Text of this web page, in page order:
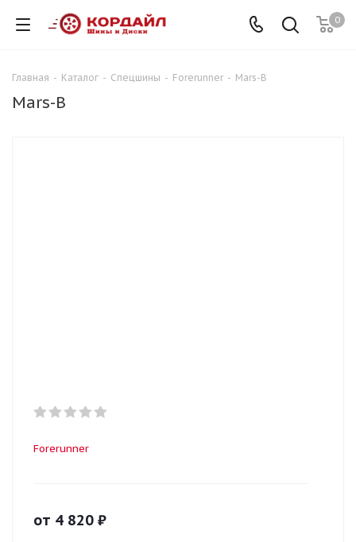
0
Главная - Каталог - Спецшины - Forerunner - Mars-B
Mars-B
Forerunner
от 4 820 ₽